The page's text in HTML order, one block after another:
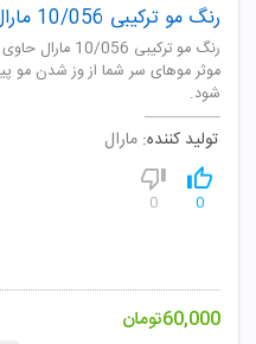
رنگ مو ترکیبی 10/056 مارال
رنگ مو ترکیبی
موثر موهای سر شما از وز شدن مو
شود.
تولید کننده: مارال
0
0
60,000تومان